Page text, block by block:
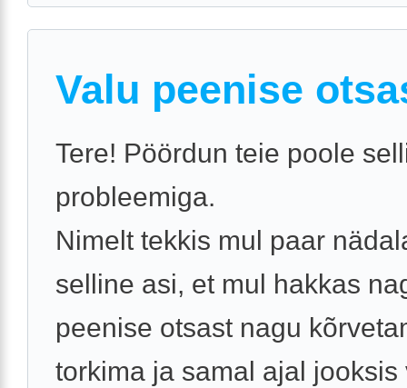
Valu peenise
Tere! Pöördun teie poole
probleemiga.
Nimelt tekkis mul paar
selline asi, et mul hakkas
peenise otsast nagu
torkima ja samal ajal jooksis